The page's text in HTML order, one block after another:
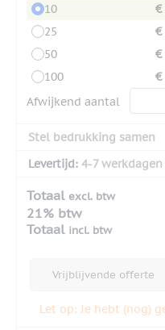
10
€
25
€
50
€
100
€
Afwijkend aantal
Stel bedrukking samen
Levertijd: 4-7 werkdagen
Totaal excl. btw
21% btw
Totaal incl. btw
Vrijblijvende offerte
Let op: Je hebt (nog)